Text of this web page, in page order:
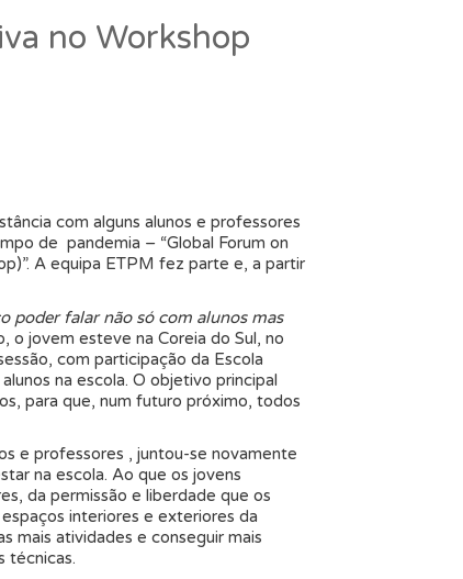
no Workshop
com alguns alunos e professores
de pandemia – “Global Forum on
A equipa ETPM fez parte e, a partir
poder falar não só com alunos mas
o jovem esteve na Coreia do Sul, no
com participação da Escola
na escola. O objetivo principal
para que, num futuro próximo, todos
e professores , juntou-se novamente
na escola. Ao que os jovens
da permissão e liberdade que os
interiores e exteriores da
mais atividades e conseguir mais
técnicas.